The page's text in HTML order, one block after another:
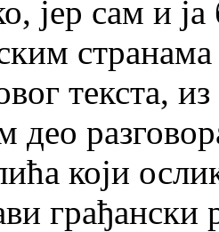
јер сам и
текста,
део
који
грађански